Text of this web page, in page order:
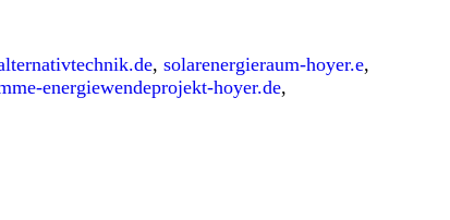
, solarenergieraum-hoyer.e,
energiewendeprojekt-hoyer.de,